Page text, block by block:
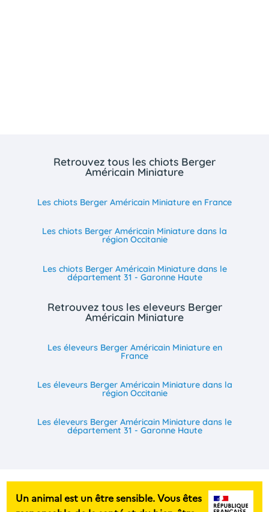
Retrouvez tous les chiots Berger
Américain Miniature
Les chiots Berger Américain Miniature en France
Les chiots Berger Américain Miniature dans la
région Occitanie
Les chiots Berger Américain Miniature dans le
département 31 - Garonne Haute
Retrouvez tous les eleveurs Berger
Américain Miniature
Les éleveurs Berger Américain Miniature en
France
Les éleveurs Berger Américain Miniature dans la
région Occitanie
Les éleveurs Berger Américain Miniature dans le
département 31 - Garonne Haute
Un animal est un être sensible. Vous êtes